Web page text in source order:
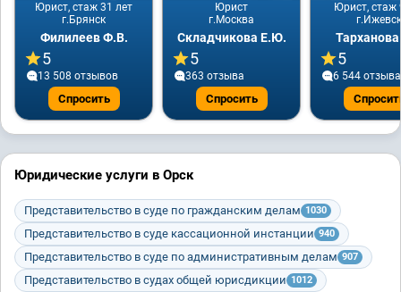
Юрист, стаж 31 лет
г.Брянск
Филилеев Ф.В.
5
13 508 отзывов
Спросить
Юрист
г.Москва
Складчикова Е.Ю.
5
363 отзывa
Спросить
Юрист, стаж
г.Ижевск
5
6 544 отзывa
Юридические услуги в Орск
Представительство в суде по гражданским делам 1030
Представительство в суде кассационной инстанции 940
Представительство в суде по административным делам 907
Представительство в судах общей юрисдикции 1012